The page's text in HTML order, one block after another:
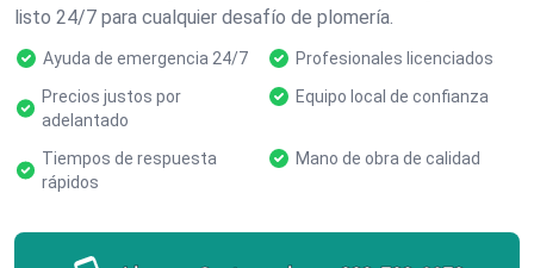
listo 24/7 para cualquier desafío de plomería.
Ayuda de emergencia 24/7
Profesionales licenciados
Precios justos por
adelantado
Equipo local de confianza
Tiempos de respuesta
rápidos
Mano de obra de calidad